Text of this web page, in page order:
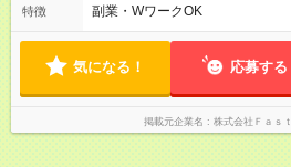
決定します 扶養内勤務・ダブルワ
特徴 副業・WワークOK
気になる！ 応募する
掲載元企業名 株式会社Ｆａｓ